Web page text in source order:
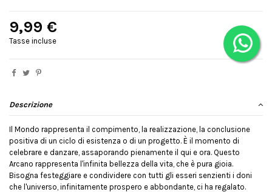
9,99 €
Tasse incluse
Descrizione
Il Mondo rappresenta il compimento, la realizzazione, la conclusione
positiva di un ciclo di esistenza o di un progetto. È il momento di
celebrare e danzare, assaporando pienamente il qui e ora. Questo
Arcano rappresenta l'infinita bellezza della vita, che è pura gioia.
Bisogna festeggiare e condividere con tutti gli esseri senzienti i doni
che l'universo, infinitamente prospero e abbondante, ci ha regalato.